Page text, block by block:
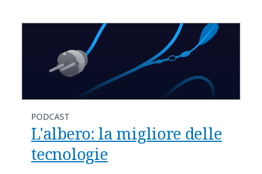
PODCAST
L'albero: la migliore delle
tecnologie